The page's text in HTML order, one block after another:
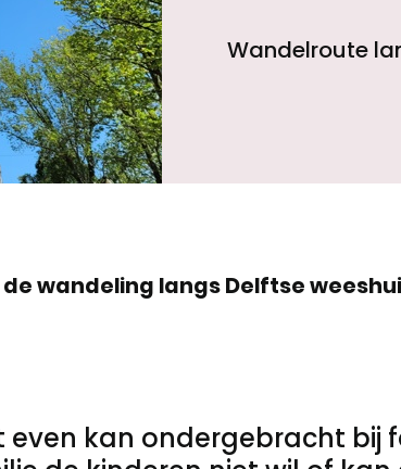
Wandelroute
wandeling langs Delftse
kan ondergebracht bij